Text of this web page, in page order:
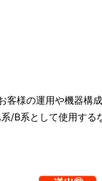
様の運用や機器構
B系として使用する